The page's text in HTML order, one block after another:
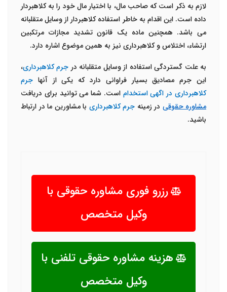
لازم به ذکر است که صاحب مال، با اختیار مال خود را به کلاهبردار
داده است. این اقدام به خاطر استفاده کلاهبردار از وسایل متقلبانه
می باشد. همچنین ماده یک قانون تشدید مجازات مرتکبین
ارتشاء، اختلاس و کلاهبرداری نیز به همین موضوع اشاره دارد.
به علت گستردگی استفاده از وسایل متقلبانه در جرم کلاهبرداری،
این جرم مصادیق بسیار فراوانی دارد که یکی از آنها جرم
کلاهبرداری در اگهی استخدام است. شما می توانید برای دریافت
مشاوره حقوقی در زمینه جرم کلاهبرداری با مشاورین ما در ارتباط
باشید.
رزرو فوری مشاوره حقوقی با
وکیل متخصص
هزینه مشاوره حقوقی تلفنی با
وکیل متخصص